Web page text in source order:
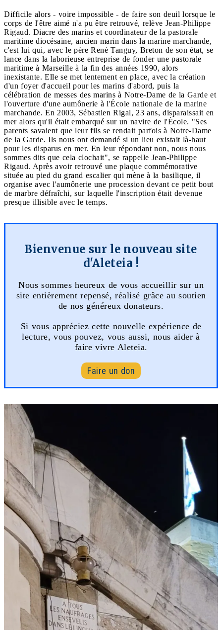
Difficile alors - voire impossible - de faire son deuil lorsque le
corps de l'être aimé n'a pu être retrouvé, relève Jean-Philippe
Rigaud. Diacre des marins et coordinateur de la pastorale
maritime diocésaine, ancien marin dans la marine marchande,
c'est lui qui, avec le père René Tanguy, Breton de son état, se
lance dans la laborieuse entreprise de fonder une pastorale
maritime à Marseille à la fin des années 1990, alors
inexistante. Elle se met lentement en place, avec la création
d'un foyer d'accueil pour les marins d'abord, puis la
célébration de messes des marins à Notre-Dame de la Garde et
l'ouverture d'une aumônerie à l'École nationale de la marine
marchande. En 2003, Sébastien Rigal, 23 ans, disparaissait en
mer alors qu'il était embarqué sur un navire de l'École. "Ses
parents savaient que leur fils se rendait parfois à Notre-Dame
de la Garde. Ils nous ont demandé si un lieu existait là-haut
pour les disparus en mer. En leur répondant non, nous nous
sommes dits que cela clochait", se rappelle Jean-Philippe
Rigaud. Après avoir retrouvé une plaque commémorative
située au pied du grand escalier qui mène à la basilique, il
organise avec l'aumônerie une procession devant ce petit bout
de marbre défraîchi, sur laquelle l'inscription était devenue
presque illisible avec le temps.
Bienvenue sur le nouveau site
d'Aleteia !
Nous sommes heureux de vous accueillir sur un
site entièrement repensé, réalisé grâce au soutien
de nos généreux donateurs.
Si vous appréciez cette nouvelle expérience de
lecture, vous pouvez, vous aussi, nous aider à
faire vivre Aleteia.
Faire un don